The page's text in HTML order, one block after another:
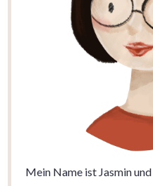
Mein Name ist Jasmin